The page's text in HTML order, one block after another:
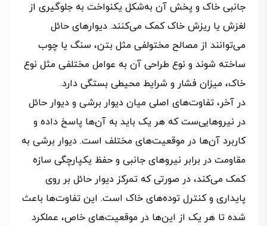
جانبی خاک و پخش آن به‌شکل یکنواخت به جلوگیری از
لغزش یا ریزش خاک کمک می‌کنند. دیوارهای حائل
می‌توانند از مصالح مختولفی مثل بتن، سنگ یا چوب
ساخته شوند و نوع طراحی آن به عوامل مختلفی مثل نوع
خاک، میزان فشار و شرایط محیطی بستگی دارد.
در آخر، تفاوت‌های اصلی میان دیوار برشی و دیوار حائل
در نیروهایی‌ست که هر یک باید به آن‌ها پاسخ داده و
کاربرد آن‌ها در موقعیت‌های مختلف است. دیوار برشی به
مقاومت در برابر نیروهای جانبی و حفظ یکپارچگی سازه
کمک می‌کند، در صورتی که تمرکز دیوار حائل بر روی
پایداری و کنترل توده‌های خاک است. این تفاوت‌ها باعث
شده تا هر یک از این‌ها در موقعیت‌های خاص، عملکرد